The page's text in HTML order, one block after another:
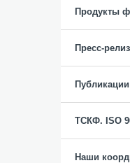
Продукты
Пресс-
ТСКФ. ISO
Наши